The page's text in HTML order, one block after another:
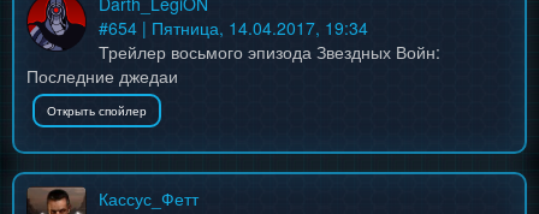
#654 | Пятница, 14.04.2017, 19:34
Трейлер восьмого эпизода Звездных Войн:
Последние джедаи
Кассус_Фетт